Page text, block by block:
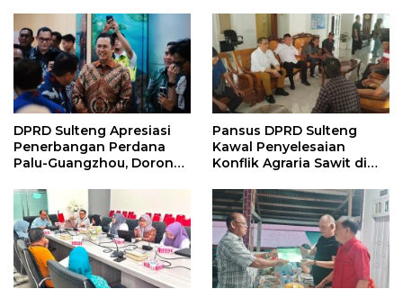
DPRD Sulteng Apresiasi
Penerbangan Perdana
Palu-Guangzhou, Dorong
Pansus DPRD Sulteng
Kawal Penyelesaian
Konflik Agraria Sawit di